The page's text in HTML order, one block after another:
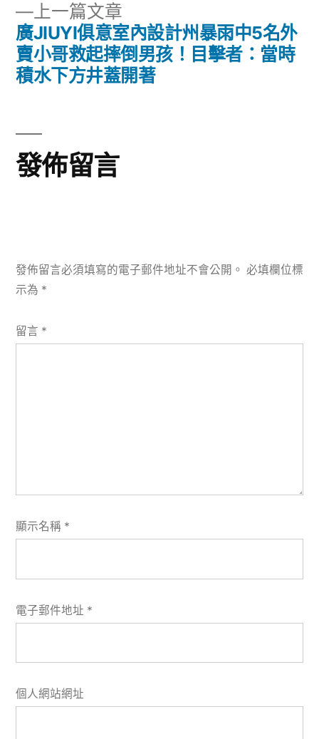
導
覽
上一篇文章
一
篇
文
廣JIUYI俱意室內設計州暴雨中5名外
賣小哥救起摔倒男孩！目擊者：當時
積水下方井蓋開著
發佈留言
發佈留言必須填寫的電子郵件地址不會公開。 必填欄位標
示為 *
留言 *
顯示名稱 *
電子郵件地址 *
個人網站網址